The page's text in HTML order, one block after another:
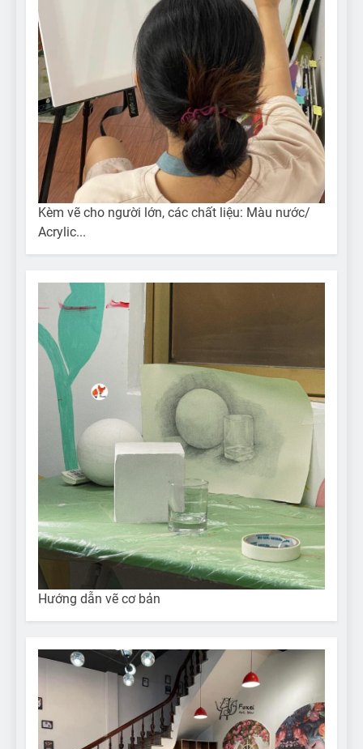
Kèm vẽ cho người lớn, các chất liệu: Màu nước/
Acrylic...
Hướng dẫn vẽ cơ bản